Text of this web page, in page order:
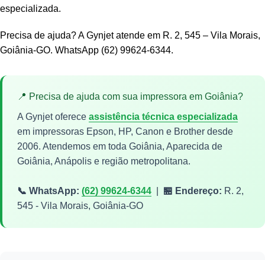
especializada.
Precisa de ajuda? A Gynjet atende em R. 2, 545 – Vila Morais,
Goiânia-GO. WhatsApp (62) 99624-6344.
📍 Precisa de ajuda com sua impressora em Goiânia?
A Gynjet oferece assistência técnica especializada
em impressoras Epson, HP, Canon e Brother desde
2006. Atendemos em toda Goiânia, Aparecida de
Goiânia, Anápolis e região metropolitana.
📞 WhatsApp: (62) 99624-6344 🏪 Endereço: R. 2,
545 - Vila Morais, Goiânia-GO